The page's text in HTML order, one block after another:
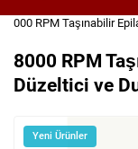
8000 RPM Taşınabilir
8000 RPM
Düzeltici ve
Yeni Ürünler